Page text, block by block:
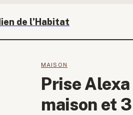
de l’Habitat
MAISON
Prise
maison et